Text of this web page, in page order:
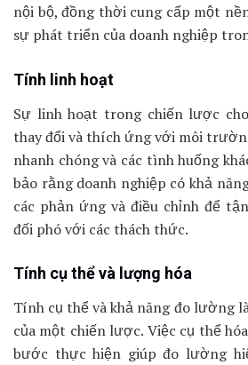
nội bộ, đồng thời cung cấp một
sự phát triển của doanh nghiệp
Tính linh hoạt
Sự linh hoạt trong chiến lược
thay đổi và thích ứng với môi
nhanh chóng và các tình huống
bảo rằng doanh nghiệp có khả
các phản ứng và điều chỉnh để
đối phó với các thách thức.
Tính cụ thể và lượng hóa
Tính cụ thể và khả năng đo lường
của một chiến lược. Việc cụ thể
bước thực hiện giúp đo lường